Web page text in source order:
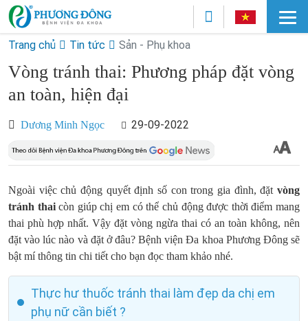
Trang chủ Tin tức Sản - Phụ khoa
Vòng tránh thai: Phương pháp đặt vòng
an toàn, hiện đại
Dương Minh Ngọc 29-09-2022
Ngoài việc chủ động quyết định số con trong gia đình, đặt vòng
tránh thaicòn giúp chị em có thể chủ động được thời điểm mang
thai phù hợp nhất. Vậy đặt vòng ngừa thai có an toàn không, nên
đặt vào lúc nào và đặt ở đâu? Bệnh viện Đa khoa Phương Đông sẽ
bật mí thông tin chi tiết cho bạn đọc tham khảo nhé.
Thực hư thuốc tránh thai làm đẹp da chị em
phụ nữ cần biết ?